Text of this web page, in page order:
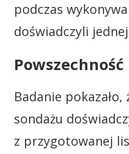
podczas
doświadczyli
Badanie
sondażu
z przygotowanej